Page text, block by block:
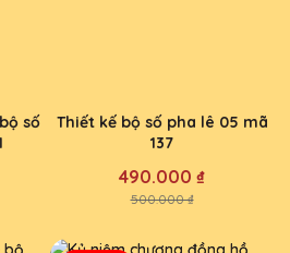
số
Thiết kế bộ số pha lê 05 mã
137
490.000 ₫
500.000 ₫